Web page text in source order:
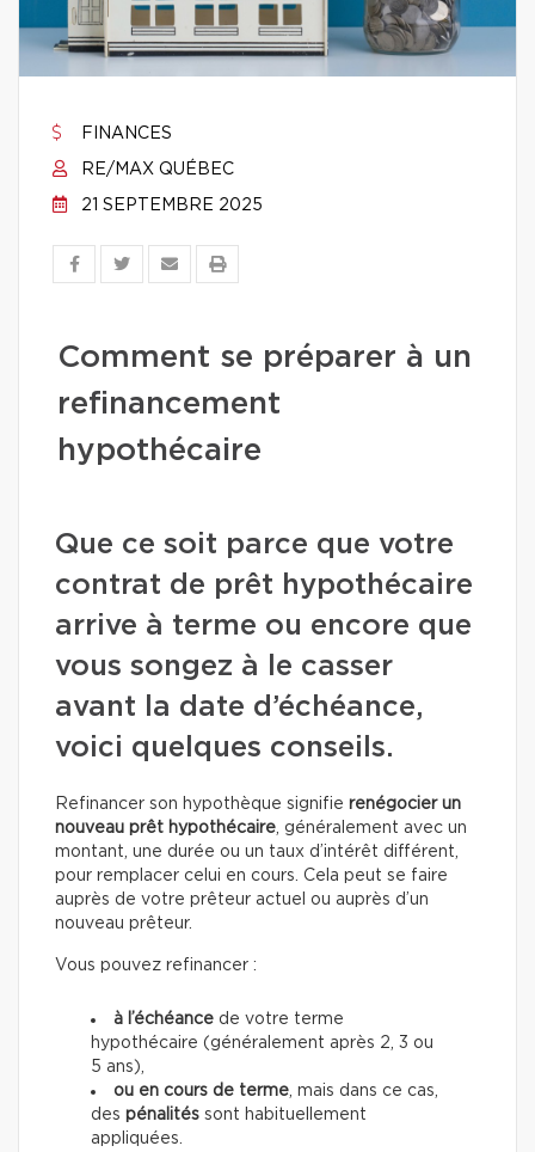
FINANCES
RE/MAX QUÉBEC
21 SEPTEMBRE 2025
Comment se préparer à un
refinancement
hypothécaire
Que ce soit parce que votre
contrat de prêt hypothécaire
arrive à terme ou encore que
vous songez à le casser
avant la date d’échéance,
voici quelques conseils.
Refinancer son hypothèque signifie renégocier un
nouveau prêt hypothécaire, généralement avec un
montant, une durée ou un taux d’intérêt différent,
pour remplacer celui en cours. Cela peut se faire
auprès de votre prêteur actuel ou auprès d’un
nouveau prêteur.
Vous pouvez refinancer :
à l’échéance de votre terme
hypothécaire (généralement après 2, 3 ou
5 ans),
ou en cours de terme, mais dans ce cas,
des pénalités sont habituellement
appliquées.